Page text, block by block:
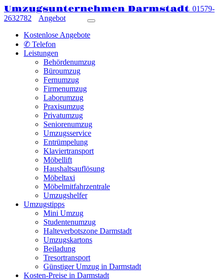
Umzugsunternehmen Darmstadt 01579-
2632782
Angebot
Kostenlose Angebote
✆ Telefon
Leistungen
Behördenumzug
Büroumzug
Fernumzug
Firmenumzug
Laborumzug
Praxisumzug
Privatumzug
Seniorenumzug
Umzugsservice
Entrümpelung
Klaviertransport
Möbellift
Haushaltsauflösung
Möbeltaxi
Möbelmitfahrzentrale
Umzugshelfer
Umzugstipps
Mini Umzug
Studentenumzug
Halteverbotszone Darmstadt
Umzugskartons
Beiladung
Tresortransport
Günstiger Umzug in Darmstadt
Kosten-Preise in Darmstadt